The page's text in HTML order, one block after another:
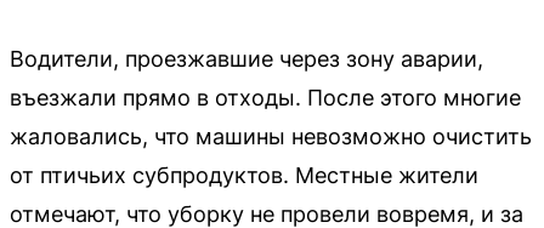
Водители, проезжавшие через зону аварии,
въезжали прямо в отходы. После этого многие
жаловались, что машины невозможно очистить
от птичьих субпродуктов. Местные жители
отмечают, что уборку не провели вовремя, и за